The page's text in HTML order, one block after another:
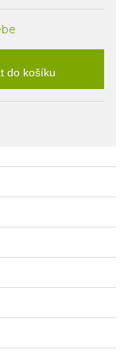
do košíku